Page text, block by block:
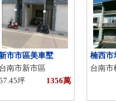
市市區美車墅
台南市新市區
坪
1356萬
楠西市
台南市